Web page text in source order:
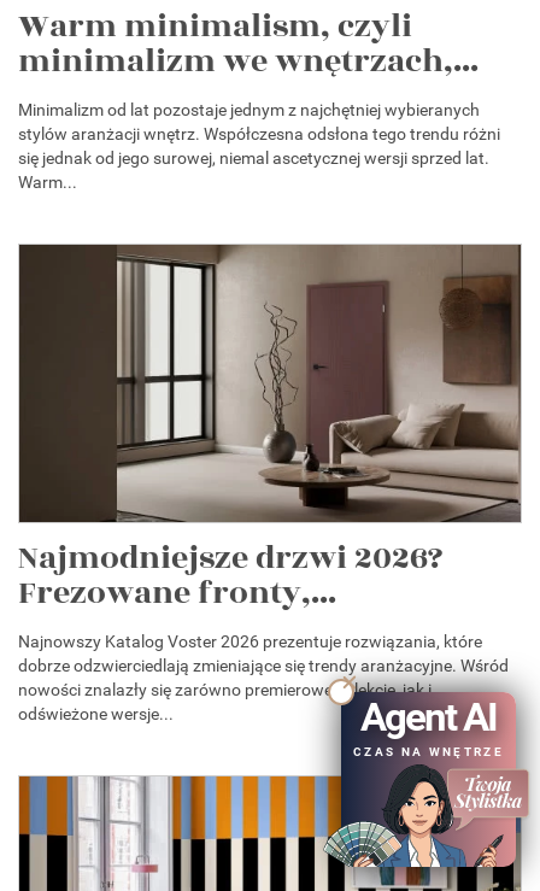
Warm minimalism, czyli
minimalizm we wnętrzach,...
Minimalizm od lat pozostaje jednym z najchętniej wybieranych
stylów aranżacji wnętrz. Współczesna odsłona tego trendu różni
się jednak od jego surowej, niemal ascetycznej wersji sprzed lat.
Warm...
Najmodniejsze drzwi 2026?
Frezowane fronty,...
Najnowszy Katalog Voster 2026 prezentuje rozwiązania, które
dobrze odzwierciedlają zmieniające się trendy aranżacyjne. Wśród
nowości znalazły się zarówno premierowe kolekcje, jak i
odświeżone wersje...
Agent AI
CZAS NA WNĘTRZE